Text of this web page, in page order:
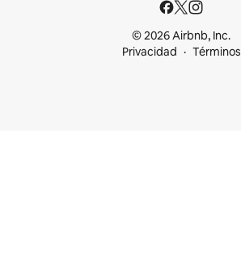
© 2026 Airbnb, Inc.
Privacidad
Términos